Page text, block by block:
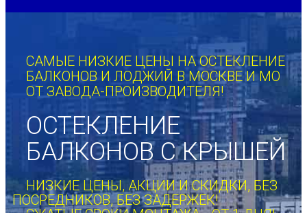
САМЫЕ НИЗКИЕ ЦЕНЫ НА ОСТЕКЛЕНИЕ
БАЛКОНОВ И ЛОДЖИЙ В МОСКВЕ И МО
ОТ ЗАВОДА-ПРОИЗВОДИТЕЛЯ!
ОСТЕКЛЕНИЕ
БАЛКОНОВ С КРЫШЕЙ
НИЗКИЕ ЦЕНЫ, АКЦИИ И СКИДКИ, БЕЗ
ПОСРЕДНИКОВ, БЕЗ ЗАДЕРЖЕК!